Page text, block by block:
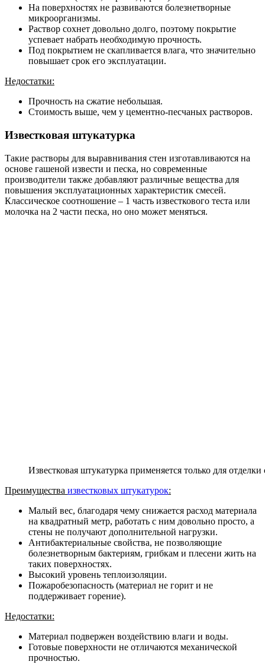
На поверхностях не развиваются болезнетворные
микроорганизмы.
Раствор сохнет довольно долго, поэтому покрытие
успевает набрать необходимую прочность.
Под покрытием не скапливается влага, что значительно
повышает срок его эксплуатации.
Недостатки:
Прочность на сжатие небольшая.
Стоимость выше, чем у цементно-песчаных растворов.
Известковая штукатурка
Такие растворы для выравнивания стен изготавливаются на
основе гашеной извести и песка, но современные
производители также добавляют различные вещества для
повышения эксплуатационных характеристик смесей.
Классическое соотношение – 1 часть известкового теста или
молочка на 2 части песка, но оно может меняться.
Известковая штукатурка применяется только для
Преимущества известковых штукатурок:
Малый вес, благодаря чему снижается расход материала
на квадратный метр, работать с ним довольно просто, а
стены не получают дополнительной нагрузки.
Антибактериальные свойства, не позволяющие
болезнетворным бактериям, грибкам и плесени жить на
таких поверхностях.
Высокий уровень теплоизоляции.
Пожаробезопасность (материал не горит и не
поддерживает горение).
Недостатки:
Материал подвержен воздействию влаги и воды.
Готовые поверхности не отличаются механической
прочностью.